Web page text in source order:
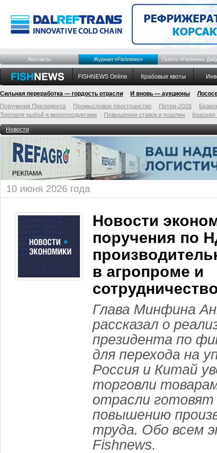
Контакты Журнал «Fishnews» Газета «Fishnews
FISHNEWS Online Крабовые квоты
Сильная переработка — гордость отрасли И вновь — аукционы
Поручения Президента
Промысловое пространство Питер-2026
Торговля рыбой и морепродуктами
Повышение ставок и пошлин
Новости
10 июня 2026 года
Новости
поручения по
в агропроме и
Глава Минфина
рассказал о
президента по
для перехода на
Россия и Китай
торговли
отрасли
повышению
труда. Обо всем
Fishnews.